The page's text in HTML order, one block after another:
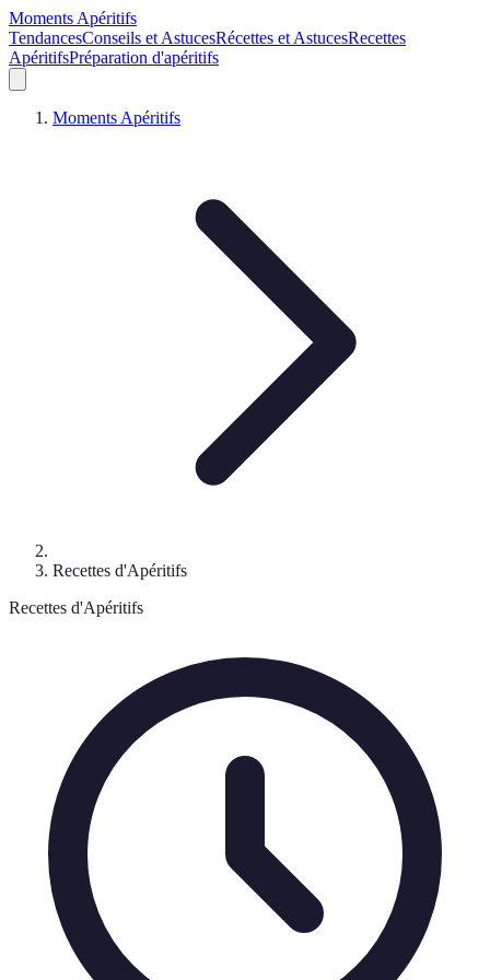
Moments Apéritifs
TendancesConseils et AstucesRécettes et AstucesRecettes
ApéritifsPréparation d'apéritifs
Moments Apéritifs
Recettes d'Apéritifs
Recettes d'Apéritifs